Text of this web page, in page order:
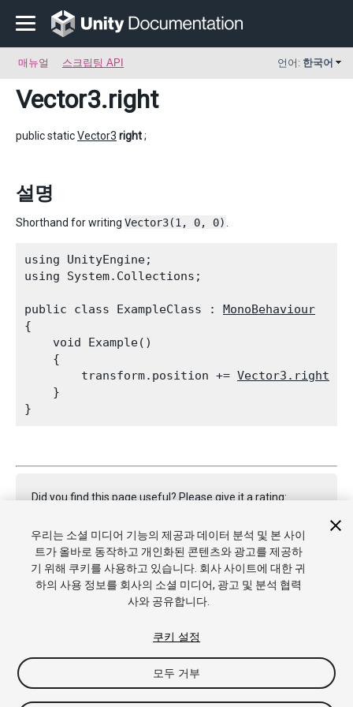
매뉴얼 스크립팅 API 언어: 한국어
Vector3.right
public staticVector3 right;
설명
Shorthand for writing Vector3(1, 0, 0)
using UnityEngine;
using System.Collections;
public class ExampleClass : MonoBehaviour
{
    void Example()
    {
        transform.position +=
Vector3.right
    }
Did you find this page useful? Please give it a rating:
Report a problem on this page
Copyright © 2022 Unity Technologies. Publication 2023.1
우리는 소셜 미디어 기능의 제공과 데이터 분석 및 본 사이
트가 올바로 동작하고 개인화된 콘텐츠와 광고를 제공하
기 위해 쿠키를 사용하고 있습니다. 회사 사이트에 대한 귀
하의 사용 정보를 회사의 소셜 미디어, 광고 및 분석 협력
사와 공유합니다.
쿠키 설정
모두 거부